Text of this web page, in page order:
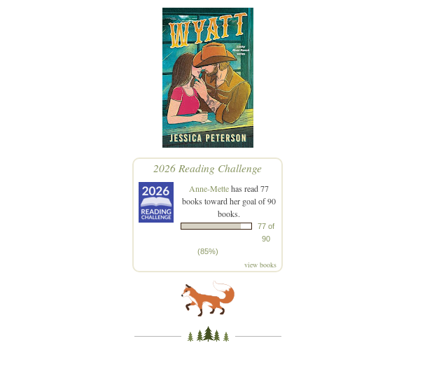
2026 Reading Challenge
Anne-Mettehas read 77
books toward her goal of 90
books.
77 of
90
(85%)
view books